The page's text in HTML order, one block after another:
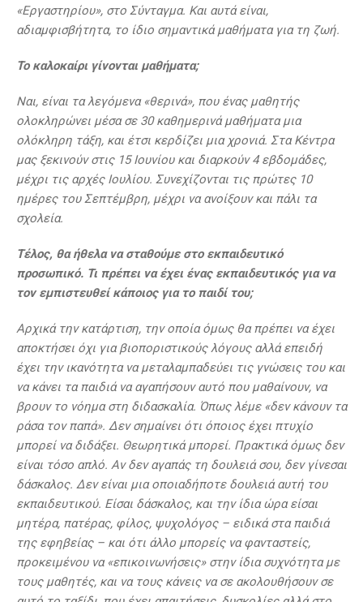
«Εργαστηρίου», στο Σύνταγμα. Και αυτά είναι,
αδιαμφισβήτητα, το ίδιο σημαντικά μαθήματα για τη ζωή.
Το καλοκαίρι γίνονται μαθήματα;
Ναι, είναι τα λεγόμενα «θερινά», που ένας μαθητής
ολοκληρώνει μέσα σε 30 καθημερινά μαθήματα μια
ολόκληρη τάξη, και έτσι κερδίζει μια χρονιά. Στα Κέντρα
μας ξεκινούν στις 15 Ιουνίου και διαρκούν 4 εβδομάδες,
μέχρι τις αρχές Ιουλίου. Συνεχίζονται τις πρώτες 10
ημέρες του Σεπτέμβρη, μέχρι να ανοίξουν και πάλι τα
σχολεία.
Τέλος, θα ήθελα να σταθούμε στο εκπαιδευτικό
προσωπικό. Τι πρέπει να έχει ένας εκπαιδευτικός για να
τον εμπιστευθεί κάποιος για το παιδί του;
Αρχικά την κατάρτιση, την οποία όμως θα πρέπει να έχει
αποκτήσει όχι για βιοποριστικούς λόγους αλλά επειδή
έχει την ικανότητα να μεταλαμπαδεύει τις γνώσεις του και
να κάνει τα παιδιά να αγαπήσουν αυτό που μαθαίνουν, να
βρουν το νόημα στη διδασκαλία. Όπως λέμε «δεν κάνουν τα
ράσα τον παπά». Δεν σημαίνει ότι όποιος έχει πτυχίο
μπορεί να διδάξει. Θεωρητικά μπορεί. Πρακτικά όμως δεν
είναι τόσο απλό. Αν δεν αγαπάς τη δουλειά σου, δεν γίνεσαι
δάσκαλος. Δεν είναι μια οποιαδήποτε δουλειά αυτή του
εκπαιδευτικού. Είσαι δάσκαλος, και την ίδια ώρα είσαι
μητέρα, πατέρας, φίλος, ψυχολόγος – ειδικά στα παιδιά
της εφηβείας – και ότι άλλο μπορείς να φανταστείς,
προκειμένου να «επικοινωνήσεις» στην ίδια συχνότητα με
τους μαθητές, και να τους κάνεις να σε ακολουθήσουν σε